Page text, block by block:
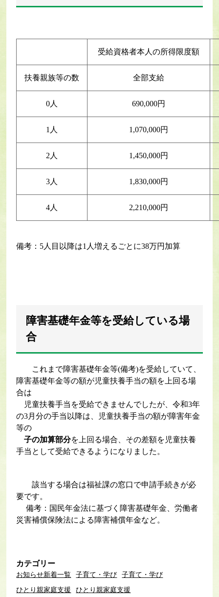
受給資格者本人の所得限度額
扶養親族等の数 全部支給
0人 690,000円
1人 1,070,000円
2人 1,450,000円
3人 1,830,000円
4人 2,210,000円
備考：5人目以降は1人増えるごとに38万円加算
障害基礎年金等を受給している場
合
これまで障害基礎年金等(備考)を受給していて、
障害基礎年金等の額が児童扶養手当の額を上回る場
合は
児童扶養手当を受給できませんでしたが、令和3年
の3月分の手当以降は、児童扶養手当の額が障害年金
等の
子の加算部分を上回る場合、その差額を児童扶養
手当として受給できるようになりました。
該当する場合は福祉課の窓口で申請手続きが必
要です。
備考：国民年金法に基づく障害基礎年金、労働者
災害補償保険法による障害補償年金など。
カテゴリー
お知らせ新着一覧 子育て・学び 子育て・学び
ひとり親家庭支援 ひとり親家庭支援